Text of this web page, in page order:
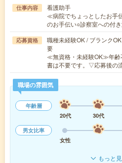
仕事内容
看護助手
≪病院でちょっとしたお手
のお手伝い○診察室への付
応募資格
職種未経験OK / ブランク
要
≪無資格・未経験OK≫年
書は不要です。▽応募後の
職場の雰囲気
年齢層
20代
30代
男女比率
女性
もっと